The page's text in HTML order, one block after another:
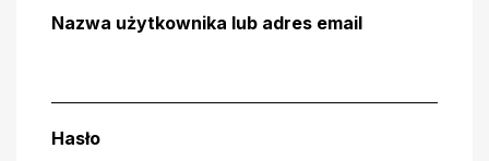
Nazwa użytkownika lub adres email
Hasło